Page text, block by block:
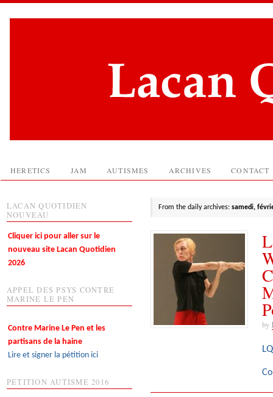
HERETICS JAM AUTISMES ARCHIVES CONTACT
From the daily archives: samedi,
by
LACAN QUOTIDIEN
NOUVEAU
Cliquer ici pour aller sur le
nouveau site Lacan Quotidien
2026
APPEL DES PSYS CONTRE
MARINE LE PEN
Contre Marine Le Pen et les
partisans de la haine
Lire et signer la pétition ici
PETITION AUTISME 2016